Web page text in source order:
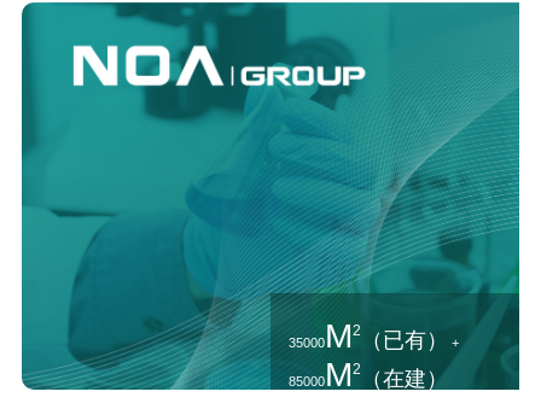
35000M2 （已有） +
85000M2 （在建）